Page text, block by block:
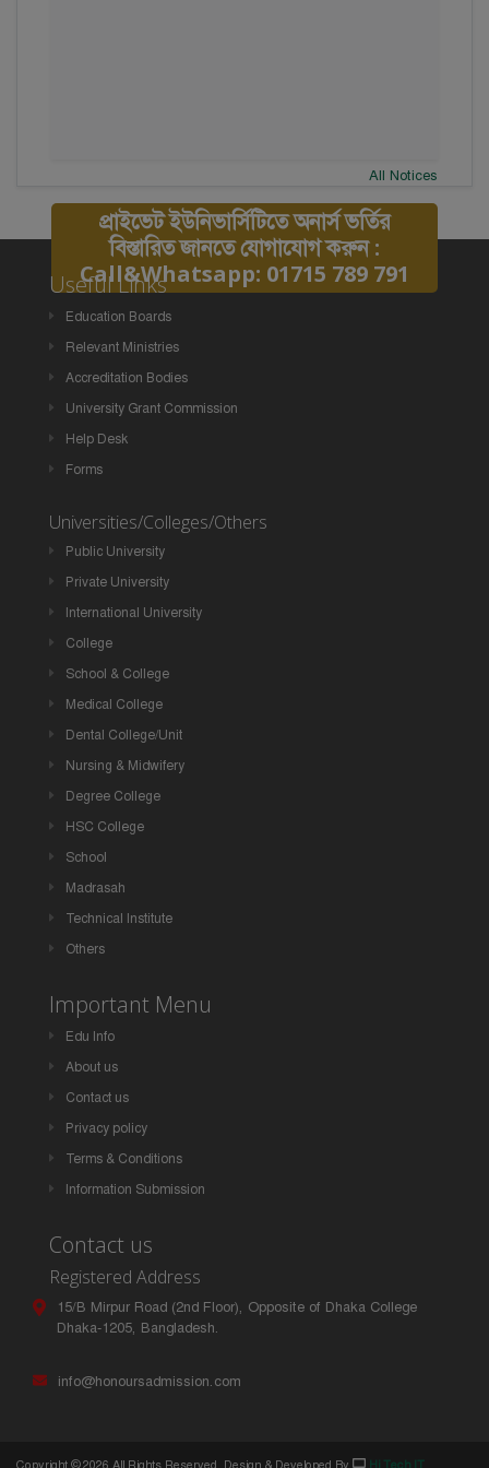
All Notices
প্রাইভেট ইউনিভার্সিটিতে অনার্স ভর্তির
বিস্তারিত জানতে যোগাযোগ করুন :
Call&Whatsapp: 01715 789 791
Useful Links
Education Boards
Relevant Ministries
Accreditation Bodies
University Grant Commission
Help Desk
Forms
Universities/Colleges/Others
Public University
Private University
International University
College
School & College
Medical College
Dental College/Unit
Nursing & Midwifery
Degree College
HSC College
School
Madrasah
Technical Institute
Others
Important Menu
Edu Info
About us
Contact us
Privacy policy
Terms & Conditions
Information Submission
Contact us
Registered Address
15/B Mirpur Road (2nd Floor), Opposite of Dhaka College
Dhaka-1205, Bangladesh.
info@honoursadmission.com